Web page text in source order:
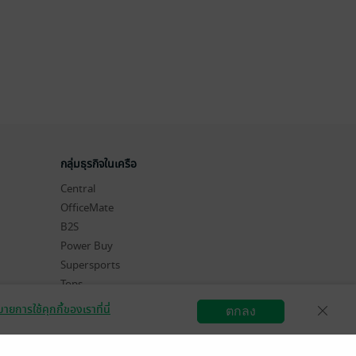
กลุ่มธุรกิจในเครือ
Central
OfficeMate
B2S
Power Buy
Supersports
Tops
Hytexts
สมัครขายอีบุ๊ก วิธีการใช้งาน
ายการใช้คุกกี้ของเราที่นี่ ตกลง